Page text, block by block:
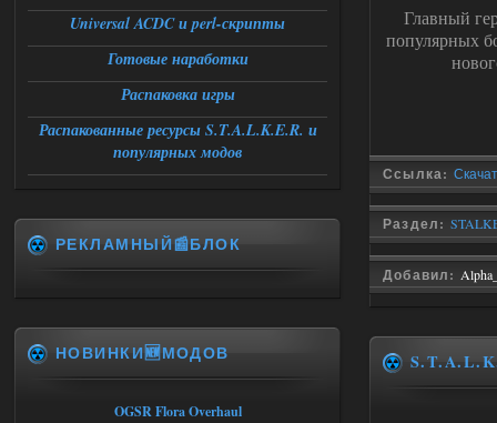
Главный
популярных
Ссылка:
Раздел:
Добавил:
Ответить ➤
06.08.2026
Спавнер + Правки + Античит - Dead
City Final
09:53
Stalker-Mods-Clan-su
Доступно только для пользователей
Спавнер + Правки + Античит - Dead
Что то не работает спавнер,
все устанавливал по
Universal ACDC и perl-скрипты
Готовые наработки
Распаковка игры
Распакованные ресурсы S.T.A.L.K.E.R. и
популярных модов
РЕКЛАМНЫЙ📰БЛОК
НОВИНКИ🆕МОДОВ
OGSR Flora Overhaul